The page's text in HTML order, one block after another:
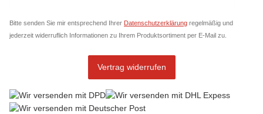
Bitte senden Sie mir entsprechend Ihrer Datenschutzerklärung regelmäßig und
jederzeit widerruflich Informationen zu Ihrem Produktsortiment per E-Mail zu.
Vertrag widerrufen